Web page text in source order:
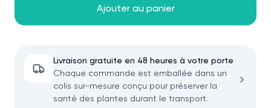
Ajouter au panier
Livraison gratuite en 48 heures à votre porte
Chaque commande est emballée dans un
colis sur-mesure conçu pour préserver la
santé des plantes durant le transport.